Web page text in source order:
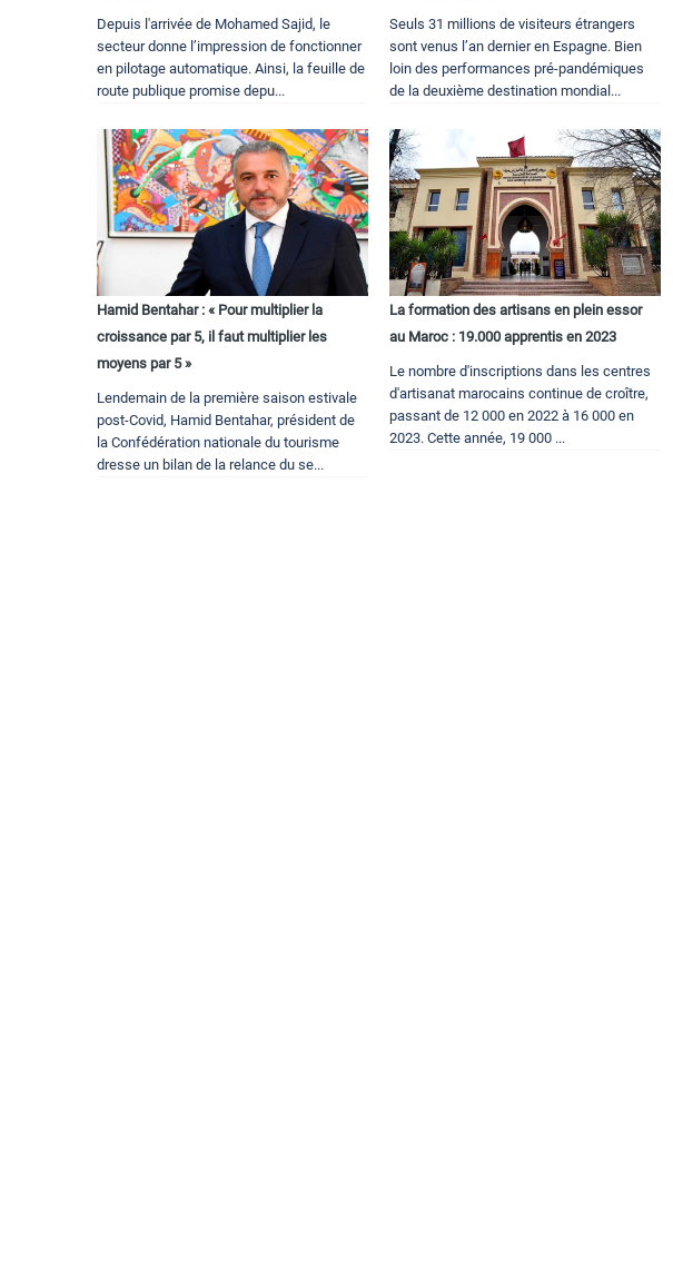
Depuis l'arrivée de Mohamed Sajid, le
secteur donne l’impression de fonctionner
en pilotage automatique. Ainsi, la feuille de
route publique promise depu...
Seuls 31 millions de visiteurs étrangers
sont venus l’an dernier en Espagne. Bien
loin des performances pré-pandémiques
de la deuxième destination mondial...
Hamid Bentahar : « Pour multiplier la
croissance par 5, il faut multiplier les
moyens par 5 »
Lendemain de la première saison estivale
post-Covid, Hamid Bentahar, président de
la Confédération nationale du tourisme
dresse un bilan de la relance du se...
La formation des artisans en plein essor
au Maroc : 19.000 apprentis en 2023
Le nombre d'inscriptions dans les centres
d'artisanat marocains continue de croître,
passant de 12 000 en 2022 à 16 000 en
2023. Cette année, 19 000 ...